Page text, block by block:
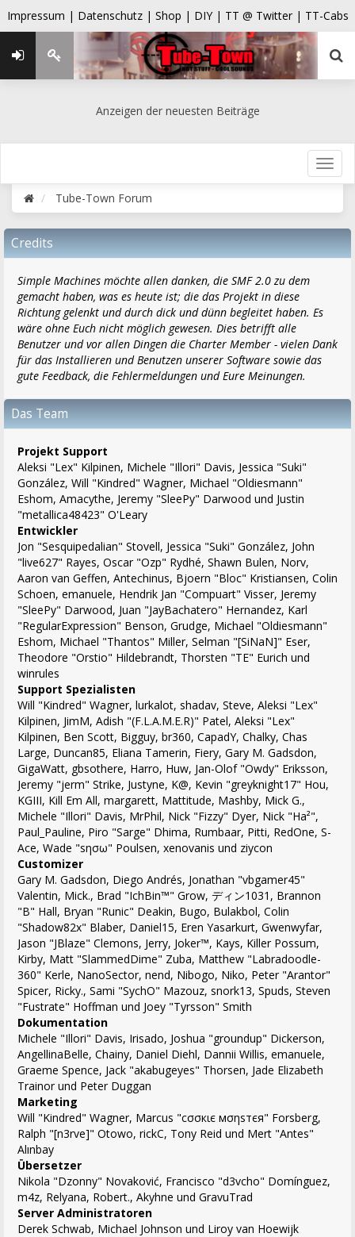
Impressum | Datenschutz | Shop | DIY | TT @ Twitter | TT-Cabs
Anzeigen der neuesten Beiträge
Tube-Town Forum
Credits
Simple Machines möchte allen danken, die SMF 2.0 zu dem
gemacht haben, was es heute ist; die das Projekt in diese
Richtung gelenkt und durch dick und dünn begleitet haben. Es
wäre ohne Euch nicht möglich gewesen. Dies betrifft alle
Benutzer und vor allen Dingen die Charter Member - vielen Dank
für das Installieren und Benutzen unserer Software sowie das
gute Feedback, die Fehlermeldungen und Eure Meinungen.
Das Team
Projekt Support
Aleksi "Lex" Kilpinen, Michele "Illori" Davis, Jessica "Suki"
González, Will "Kindred" Wagner, Michael "Oldiesmann"
Eshom, Amacythe, Jeremy "SleePy" Darwood und Justin
"metallica48423" O'Leary
Entwickler
Jon "Sesquipedalian" Stovell, Jessica "Suki" González, John
"live627" Rayes, Oscar "Ozp" Rydhé, Shawn Bulen, Norv,
Aaron van Geffen, Antechinus, Bjoern "Bloc" Kristiansen, Colin
Schoen, emanuele, Hendrik Jan "Compuart" Visser, Jeremy
"SleePy" Darwood, Juan "JayBachatero" Hernandez, Karl
"RegularExpression" Benson, Grudge, Michael "Oldiesmann"
Eshom, Michael "Thantos" Miller, Selman "[SiNaN]" Eser,
Theodore "Orstio" Hildebrandt, Thorsten "TE" Eurich und
winrules
Support Spezialisten
Will "Kindred" Wagner, lurkalot, shadav, Steve, Aleksi "Lex"
Kilpinen, JimM, Adish "(F.L.A.M.E.R)" Patel, Aleksi "Lex"
Kilpinen, Ben Scott, Bigguy, br360, CapadY, Chalky, Chas
Large, Duncan85, Eliana Tamerin, Fiery, Gary M. Gadsdon,
GigaWatt, gbsothere, Harro, Huw, Jan-Olof "Owdy" Eriksson,
Jeremy "jerm" Strike, Justyne, K@, Kevin "greyknight17" Hou,
KGIII, Kill Em All, margarett, Mattitude, Mashby, Mick G.,
Michele "Illori" Davis, MrPhil, Nick "Fizzy" Dyer, Nick "Ha²",
Paul_Pauline, Piro "Sarge" Dhima, Rumbaar, Pitti, RedOne, S-
Ace, Wade "sησω" Poulsen, xenovanis und ziycon
Customizer
Gary M. Gadsdon, Diego Andrés, Jonathan "vbgamer45"
Valentin, Mick., Brad "IchBin™" Grow, ディン1031, Brannon
"B" Hall, Bryan "Runic" Deakin, Bugo, Bulakbol, Colin
"Shadow82x" Blaber, Daniel15, Eren Yasarkurt, Gwenwyfar,
Jason "JBlaze" Clemons, Jerry, Joker™, Kays, Killer Possum,
Kirby, Matt "SlammedDime" Zuba, Matthew "Labradoodle-
360" Kerle, NanoSector, nend, Nibogo, Niko, Peter "Arantor"
Spicer, Ricky., Sami "SychO" Mazouz, snork13, Spuds, Steven
"Fustrate" Hoffman und Joey "Tyrsson" Smith
Dokumentation
Michele "Illori" Davis, Irisado, Joshua "groundup" Dickerson,
AngellinaBelle, Chainy, Daniel Diehl, Dannii Willis, emanuele,
Graeme Spence, Jack "akabugeyes" Thorsen, Jade Elizabeth
Trainor und Peter Duggan
Marketing
Will "Kindred" Wagner, Marcus "cσσкιє мσηѕтєя" Forsberg,
Ralph "[n3rve]" Otowo, rickC, Tony Reid und Mert "Antes"
Alınbay
Übersetzer
Nikola "Dzonny" Novaković, Francisco "d3vcho" Domínguez,
m4z, Relyana, Robert., Akyhne und GravuTrad
Server Administratoren
Derek Schwab, Michael Johnson und Liroy van Hoewijk